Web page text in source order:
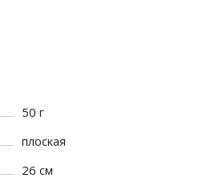
50 г
плоская
26 см